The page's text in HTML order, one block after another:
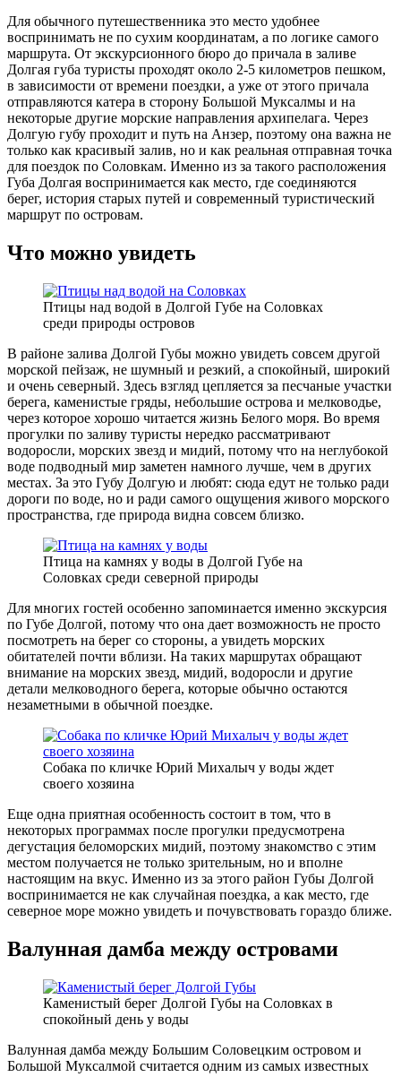
Для обычного путешественника это место удобнее
воспринимать не по сухим координатам, а по логике самого
маршрута. От экскурсионного бюро до причала в заливе
Долгая губа туристы проходят около 2-5 километров пешком,
в зависимости от времени поездки, а уже от этого причала
отправляются катера в сторону Большой Муксалмы и на
некоторые другие морские направления архипелага. Через
Долгую губу проходит и путь на Анзер, поэтому она важна не
только как красивый залив, но и как реальная отправная точка
для поездок по Соловкам. Именно из за такого расположения
Губа Долгая воспринимается как место, где соединяются
берег, история старых путей и современный туристический
маршрут по островам.
Что можно увидеть
Птицы над водой в Долгой Губе на Соловках
среди природы островов
В районе залива Долгой Губы можно увидеть совсем другой
морской пейзаж, не шумный и резкий, а спокойный, широкий
и очень северный. Здесь взгляд цепляется за песчаные участки
берега, каменистые гряды, небольшие острова и мелководье,
через которое хорошо читается жизнь Белого моря. Во время
прогулки по заливу туристы нередко рассматривают
водоросли, морских звезд и мидий, потому что на неглубокой
воде подводный мир заметен намного лучше, чем в других
местах. За это Губу Долгую и любят: сюда едут не только ради
дороги по воде, но и ради самого ощущения живого морского
пространства, где природа видна совсем близко.
Птица на камнях у воды в Долгой Губе на
Соловках среди северной природы
Для многих гостей особенно запоминается именно экскурсия
по Губе Долгой, потому что она дает возможность не просто
посмотреть на берег со стороны, а увидеть морских
обитателей почти вблизи. На таких маршрутах обращают
внимание на морских звезд, мидий, водоросли и другие
детали мелководного берега, которые обычно остаются
незаметными в обычной поездке.
Собака по кличке Юрий Михалыч у воды ждет
своего хозяина
Еще одна приятная особенность состоит в том, что в
некоторых программах после прогулки предусмотрена
дегустация беломорских мидий, поэтому знакомство с этим
местом получается не только зрительным, но и вполне
настоящим на вкус. Именно из за этого район Губы Долгой
воспринимается не как случайная поездка, а как место, где
северное море можно увидеть и почувствовать гораздо ближе.
Валунная дамба между островами
Каменистый берег Долгой Губы на Соловках в
спокойный день у воды
Валунная дамба между Большим Соловецким островом и
Большой Муксалмой считается одним из самых известных